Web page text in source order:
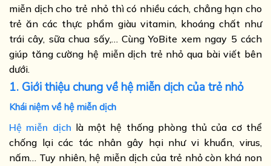
miễn dịch cho trẻ nhỏ thì có nhiều cách, chẳng hạn cho
trẻ ăn các thực phẩm giàu vitamin, khoáng chất như
trái cây, sữa chua sấy,… Cùng YoBite xem ngay 5 cách
giúp tăng cường hệ miễn dịch trẻ nhỏ qua bài viết bên
dưới.
1. Giới thiệu chung về hệ miễn dịch của trẻ nhỏ
Khái niệm về hệ miễn dịch
Hệ miễn dịch là một hệ thống phòng thủ của cơ thể
chống lại các tác nhân gây hại như vi khuẩn, virus,
nấm… Tuy nhiên, hệ miễn dịch của trẻ nhỏ còn khá non